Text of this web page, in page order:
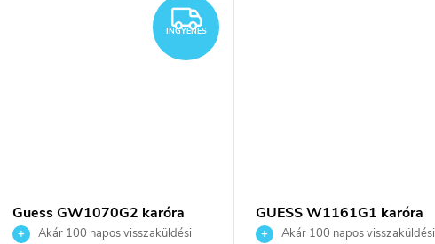
INGYENES
INGYENES
Guess GW1070G2 karóra
Akár 100 napos visszaküldési
GUESS W1161G1 karóra
Akár 100 napos visszaküldési